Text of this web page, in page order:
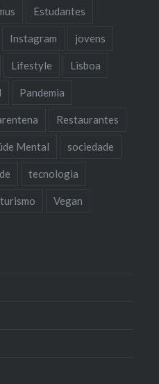
Estudantes
Instagram jovens
Lifestyle Lisboa
Pandemia
Restaurantes
Mental sociedade
tecnologia
turismo Vegan